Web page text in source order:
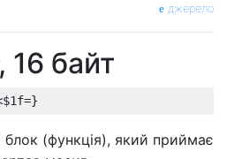
джерело
16 байт
блок (функція), який приймає